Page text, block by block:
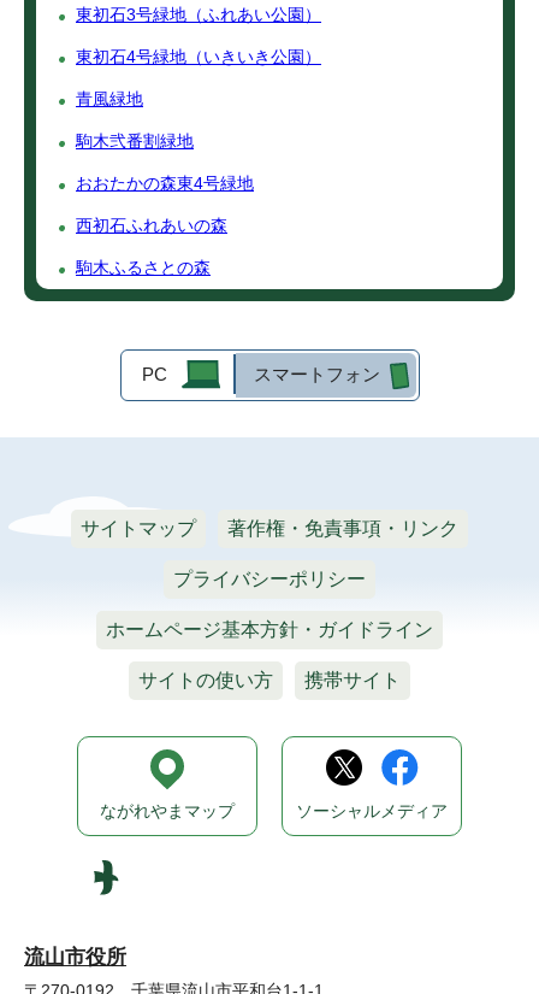
東初石3号緑地（ふれあい公園）
東初石4号緑地（いきいき公園）
青風緑地
駒木弐番割緑地
おおたかの森東4号緑地
西初石ふれあいの森
駒木ふるさとの森
PC スマートフォン
サイトマップ 著作権・免責事項・リンク
プライバシーポリシー
ホームページ基本方針・ガイドライン
サイトの使い方 携帯サイト
流山市役所
ながれやまマップ ソーシャルメディア